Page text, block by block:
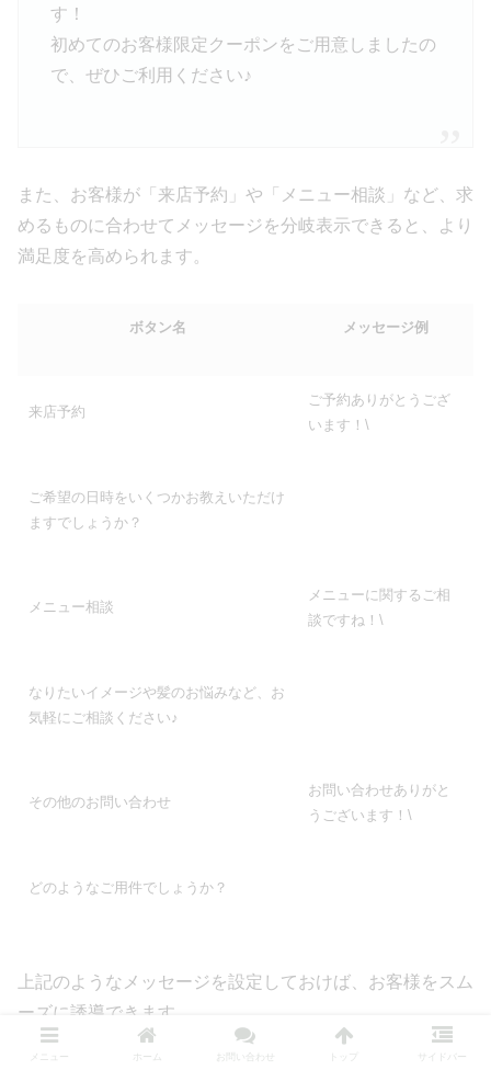
す！
初めてのお客様限定クーポンをご用意しましたの
で、ぜひご利用ください♪
また、お客様が「来店予約」や「メニュー相談」など、求
めるものに合わせてメッセージを分岐表示できると、より
満足度を高められます。
ボタン名 メッセージ例
来店予約
ご予約ありがとうござ
います！\
ご希望の日時をいくつかお教えいただけ
ますでしょうか？
メニュー相談
メニューに関するご相
談ですね！\
なりたいイメージや髪のお悩みなど、お
気軽にご相談ください♪
その他のお問い合わせ
お問い合わせありがと
うございます！\
どのようなご用件でしょうか？
上記のようなメッセージを設定しておけば、お客様をスム
ーズに誘導できます。
メニュー ホーム お問い合わせ サイドバー